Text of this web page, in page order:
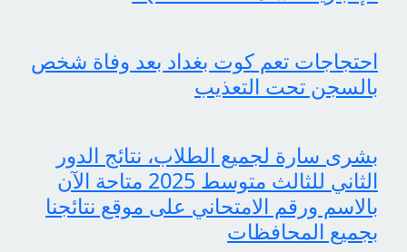
احتجاجات تعم كوت بغداد بعد وفاة شخص
بالسجن تحت التعذيب
بشرى سارة لجميع الطلاب، نتائج الدور
الثاني للثالث متوسط 2025 متاحة الآن
بالاسم ورقم الامتحاني على موقع نتائجنا
بجميع المحافظات